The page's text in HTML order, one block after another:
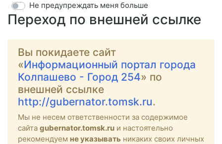
Переход по внешней ссылке
Не предупреждать меня больше
Вы покидаете сайт
«Информационный портал города
Колпашево - Город 254» по
внешней ссылке
http://gubernator.tomsk.ru.
Мы не несем ответственности за содержимое
сайта gubernator.tomsk.ru и настоятельно
рекомендуем не указывать никаких своих личных